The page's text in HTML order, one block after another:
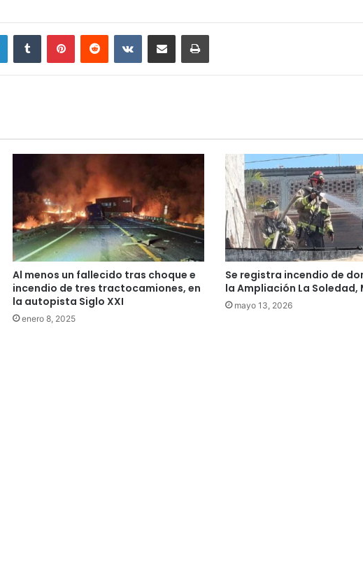
LinkedInTumblr PinterestReddit VKontakteCompartir por correo electrónicoImprimir
Al menos un fallecido tras choque e
incendio de tres tractocamiones, en
la autopista Siglo XXI
enero 8, 2025
Se registra incendio de
la Ampliación La Soledad,
mayo 13, 2026